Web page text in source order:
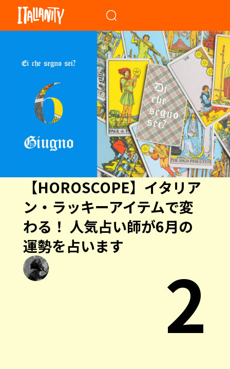
【HOROSCOPE】イタリア
ン・ラッキーアイテムで変
わる！ 人気占い師が6月の
運勢を占います
2